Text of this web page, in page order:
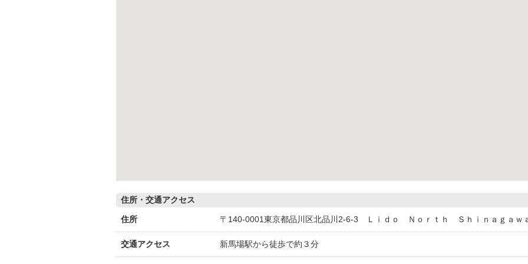
住所・交通アクセス
住所 〒140-0001東京都品川区北品川2-6-3 Ｌｉｄｏ Ｎｏｒｔｈ Ｓｈｉｎａｇａｗ
交通アクセス 新馬場駅から徒歩で約３分